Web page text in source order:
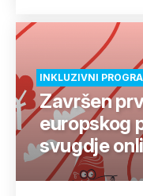
INKLUZIVNI
Završen
europskog
svugdje